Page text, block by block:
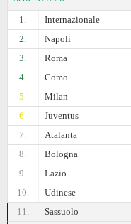
1.
Internazionale
2.
Napoli
3.
Roma
4.
Como
5.
Milan
6.
Juventus
7.
Atalanta
8.
Bologna
9.
Lazio
10.
Udinese
11.
Sassuolo